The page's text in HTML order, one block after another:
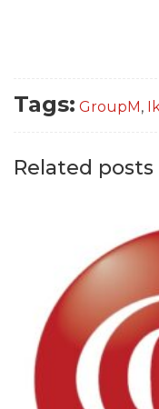
Tags: GroupM ,
Related posts